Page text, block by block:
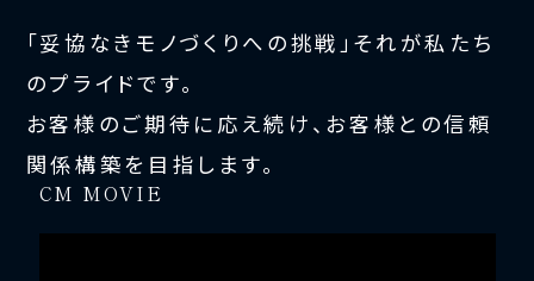
「妥協なきモノづくりへの挑戦」それが私たち
のプライドです。
お客様のご期待に応え続け、お客様との信頼
関係構築を目指します。
CM MOVIE